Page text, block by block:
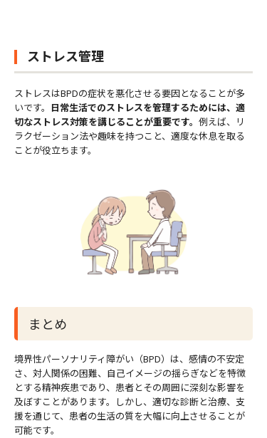
ストレス管理
ストレスはBPDの症状を悪化させる要因となることが多
いです。 日常生活でのストレスを管理するためには、適
切なストレス対策を講じることが重要です。 例えば、リ
ラクゼーション法や趣味を持つこと、適度な休息を取る
ことが役立ちます。
まとめ
境界性パーソナリティ障がい（BPD）は、感情の不安定
さ、対人関係の困難、自己イメージの揺らぎなどを特徴
とする精神疾患であり、患者とその周囲に深刻な影響を
及ぼすことがあります。しかし、適切な診断と治療、支
援を通じて、患者の生活の質を大幅に向上させることが
可能です。